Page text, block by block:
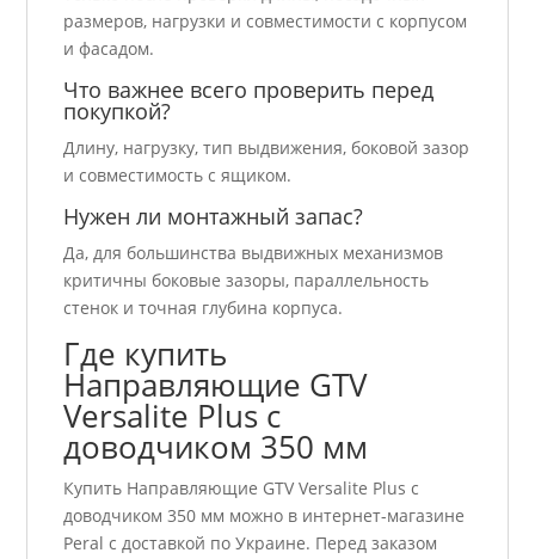
размеров, нагрузки и совместимости с корпусом
и фасадом.
Что важнее всего проверить перед
покупкой?
Длину, нагрузку, тип выдвижения, боковой зазор
и совместимость с ящиком.
Нужен ли монтажный запас?
Да, для большинства выдвижных механизмов
критичны боковые зазоры, параллельность
стенок и точная глубина корпуса.
Где купить
Направляющие GTV
Versalite Plus с
доводчиком 350 мм
Купить Направляющие GTV Versalite Plus с
доводчиком 350 мм можно в интернет-магазине
Peral с доставкой по Украине. Перед заказом